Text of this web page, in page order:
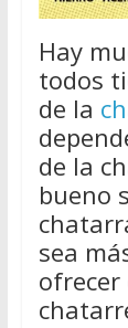
Hay
todos
de la
de la
bueno
sea
ofrecer